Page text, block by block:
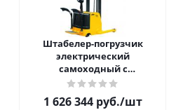
Штабелер-погрузчик
электрический
самоходный с
платформой TOR 1,5 т 4,0
м CQDH15A-II
1 626 344 руб./шт